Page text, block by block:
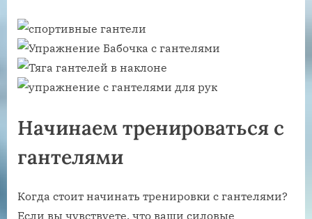
Начинаем тренироваться с
гантелями
Когда стоит начинать тренировки с гантелями?
Если вы чувствуете, что ваши силовые